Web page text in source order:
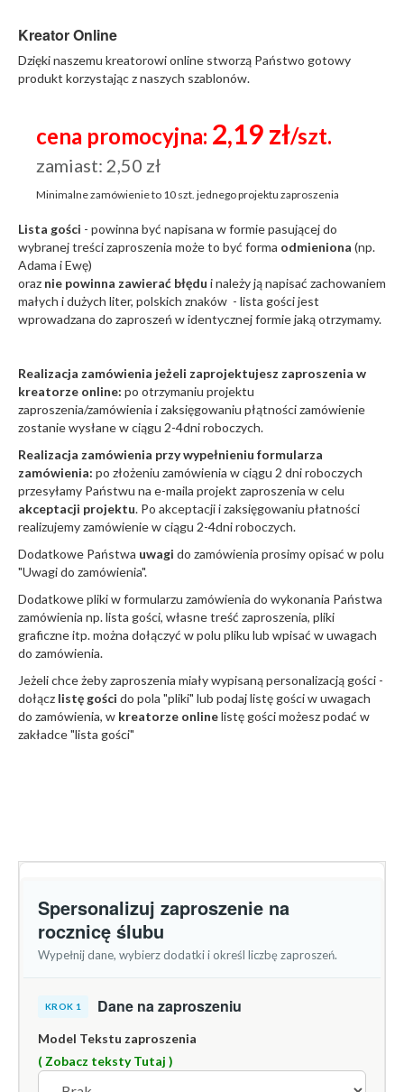
Kreator Online
Dzięki naszemu kreatorowi online stworzą Państwo gotowy
produkt korzystając z naszych szablonów.
cena promocyjna: 2,19 zł/szt.
zamiast: 2,50 zł
Minimalne zamówienie to 10 szt. jednego projektu zaproszenia
Lista gości - powinna być napisana w formie pasującej do
wybranej treści zaproszenia może to być forma odmieniona (np.
Adama i Ewę)
oraz nie powinna zawierać błędu i należy ją napisać zachowaniem
małych i dużych liter, polskich znaków - lista gości jest
wprowadzana do zaproszeń w identycznej formie jaką otrzymamy.
Realizacja zamówienia jeżeli zaprojektujesz zaproszenia w
kreatorze online: po otrzymaniu projektu
zaproszenia/zamówienia i zaksięgowaniu płątności zamówienie
zostanie wysłane w ciągu 2-4dni roboczych.
Realizacja zamówienia przy wypełnieniu formularza
zamówienia: po złożeniu zamówienia w ciągu 2 dni roboczych
przesyłamy Państwu na e-maila projekt zaproszenia w celu
akceptacji projektu. Po akceptacji i zaksięgowaniu płatności
realizujemy zamówienie w ciągu 2-4dni roboczych.
Dodatkowe Państwa uwagi do zamówienia prosimy opisać w polu
"Uwagi do zamówienia".
Dodatkowe pliki w formularzu zamówienia do wykonania Państwa
zamówienia np. lista gości, własne treść zaproszenia, pliki
graficzne itp. można dołączyć w polu pliku lub wpisać w uwagach
do zamówienia.
Jeżeli chce żeby zaproszenia miały wypisaną personalizacją gości -
dołącz listę gości do pola "pliki" lub podaj listę gości w uwagach
do zamówienia, w kreatorze onlinelistę gości możesz podać w
zakładce "lista gości"
Spersonalizuj zaproszenie na
rocznicę ślubu
Wypełnij dane, wybierz dodatki i określ liczbę zaproszeń.
KROK 1 Dane na zaproszeniu
Model Tekstu zaproszenia
( Zobacz teksty Tutaj )